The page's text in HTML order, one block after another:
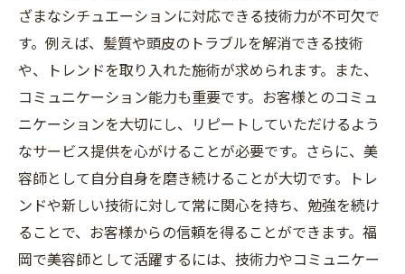
ざまなシチュエーションに対応できる技術力が不可欠で
す。例えば、髪質や頭皮のトラブルを解消できる技術
や、トレンドを取り入れた施術が求められます。また、
コミュニケーション能力も重要です。お客様とのコミュ
ニケーションを大切にし、リピートしていただけるよう
なサービス提供を心がけることが必要です。さらに、美
容師として自分自身を磨き続けることが大切です。トレ
ンドや新しい技術に対して常に関心を持ち、勉強を続け
ることで、お客様からの信頼を得ることができます。福
岡で美容師として活躍するには、技術力やコミュニケー